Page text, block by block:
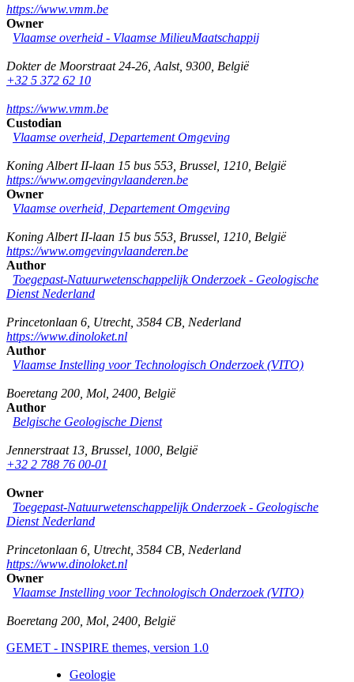
https://www.vmm.be
Owner
Vlaamse overheid - Vlaamse MilieuMaatschappij
Dokter de Moorstraat 24-26 Aalst, 9300 België
+32 5 372 62 10
https://www.vmm.be
Custodian
Vlaamse overheid, Departement Omgeving
Koning Albert II-laan 15 bus 553 Brussel 1210 België
https://www.omgevingvlaanderen.be
Owner
Vlaamse overheid, Departement Omgeving
Koning Albert II-laan 15 bus 553 Brussel 1210 België
https://www.omgevingvlaanderen.be
Author
Toegepast-Natuurwetenschappelijk Onderzoek - Geologische
Dienst Nederland
Princetonlaan 6 Utrecht, 3584 CB Nederland
https://www.dinoloket.nl
Author
Vlaamse Instelling voor Technologisch Onderzoek (VITO)
Boeretang 200 Mol 2400 België
Author
Belgische Geologische Dienst
Jennerstraat 13 Brussel 1000 België
+32 2 788 76 00-01
Owner
Toegepast-Natuurwetenschappelijk Onderzoek - Geologische
Dienst Nederland
Princetonlaan 6 Utrecht, 3584 CB Nederland
https://www.dinoloket.nl
Owner
Vlaamse Instelling voor Technologisch Onderzoek (VITO)
Boeretang 200 Mol 2400 België
GEMET - INSPIRE themes, version 1.0
Geologie